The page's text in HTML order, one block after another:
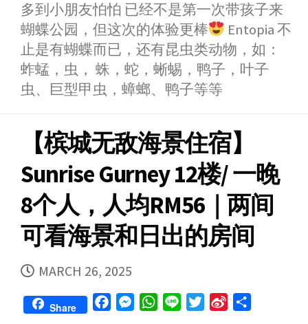
e
b
o
s
e
n
g
e
r
t
s
A
p
p
e
t
t
e
r
a
W
e
b
r
e
多到小朋友怕怕 已经不是第一次带孩子来
蝴蝶公园，但这次的体验更棒
Entopia 不
止是有蝴蝶而已，还有昆虫类动物，如：
蚱蜢，虫， 蛛，蛇，蜥蜴，鸭子，叶子
虫、巨型甲虫，蟑螂、鸭子等等
【槟城无敌海景住宿】
Sunrise Gurney 12楼/ 一晚
8个人，人均RM56｜两间
可看海景和日出的房间
PUBLISHED
DATE
MARCH 26, 2025
Share
W